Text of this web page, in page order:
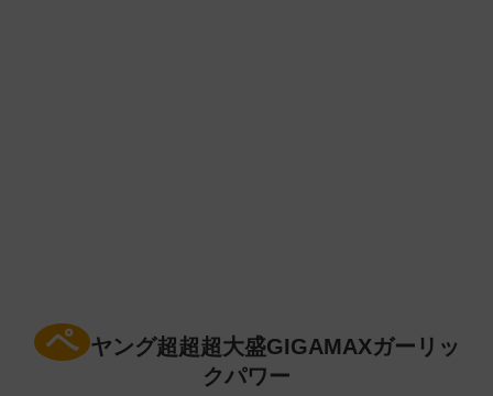
ペ ヤング超超超大盛GIGAMAXガーリッ
クパワー